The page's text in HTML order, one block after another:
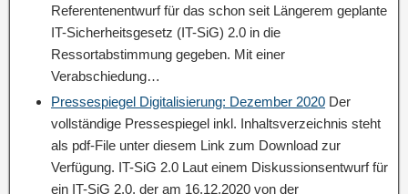
Referentenentwurf für das schon seit Längerem geplante
IT-Sicherheitsgesetz (IT-SiG) 2.0 in die
Ressortabstimmung gegeben. Mit einer
Verabschiedung…
Pressespiegel Digitalisierung: Dezember 2020 Der
vollständige Pressespiegel inkl. Inhaltsverzeichnis steht
als pdf-File unter diesem Link zum Download zur
Verfügung. IT-SiG 2.0 Laut einem Diskussionsentwurf für
ein IT-SiG 2.0, der am 16.12.2020 von der